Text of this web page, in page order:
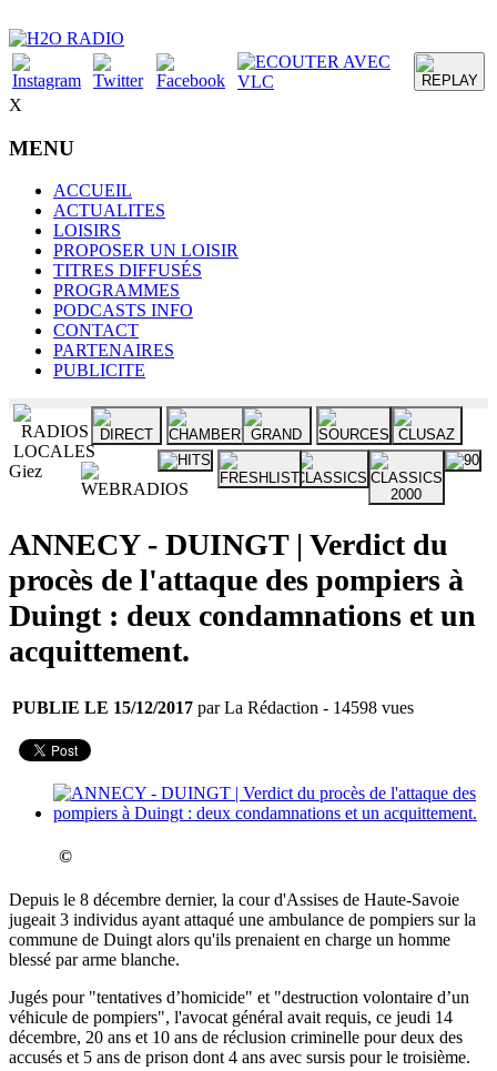
X
MENU
ACCUEIL
ACTUALITES
LOISIRS
PROPOSER UN LOISIR
TITRES DIFFUSÉS
PROGRAMMES
PODCASTS INFO
CONTACT
PARTENAIRES
PUBLICITE
Giez
ANNECY - DUINGT | Verdict du
procès de l'attaque des pompiers à
Duingt : deux condamnations et un
acquittement.
PUBLIE LE 15/12/2017 par La Rédaction - 14598 vues
©
Depuis le 8 décembre dernier, la cour d'Assises de Haute-Savoie
jugeait 3 individus ayant attaqué une ambulance de pompiers sur la
commune de Duingt alors qu'ils prenaient en charge un homme
blessé par arme blanche.
Jugés pour "tentatives d’homicide" et "destruction volontaire d’un
véhicule de pompiers", l'avocat général avait requis, ce jeudi 14
décembre, 20 ans et 10 ans de réclusion criminelle pour deux des
accusés et 5 ans de prison dont 4 ans avec sursis pour le troisième.